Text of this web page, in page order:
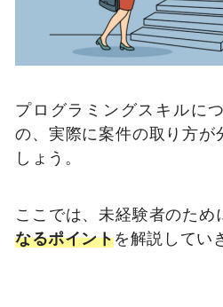
プログラミングスキルに
の、実際に案件の取り方が
しょう。
ここでは、未経験者のため
なるポイントを解説してい